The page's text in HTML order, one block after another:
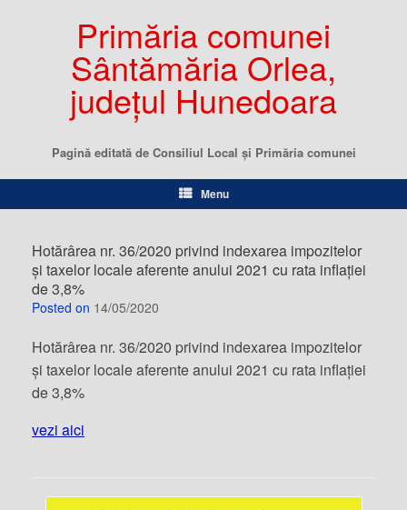
Primăria comunei
Sântămăria Orlea,
județul Hunedoara
Pagină editată de Consiliul Local şi Primăria comunei
Menu
Hotărârea nr. 36/2020 privind indexarea impozitelor
și taxelor locale aferente anului 2021 cu rata inflației
de 3,8%
Posted on 14/05/2020
Hotărârea nr. 36/2020 privind indexarea impozitelor
și taxelor locale aferente anului 2021 cu rata inflației
de 3,8%
vezi aici
Post navigation